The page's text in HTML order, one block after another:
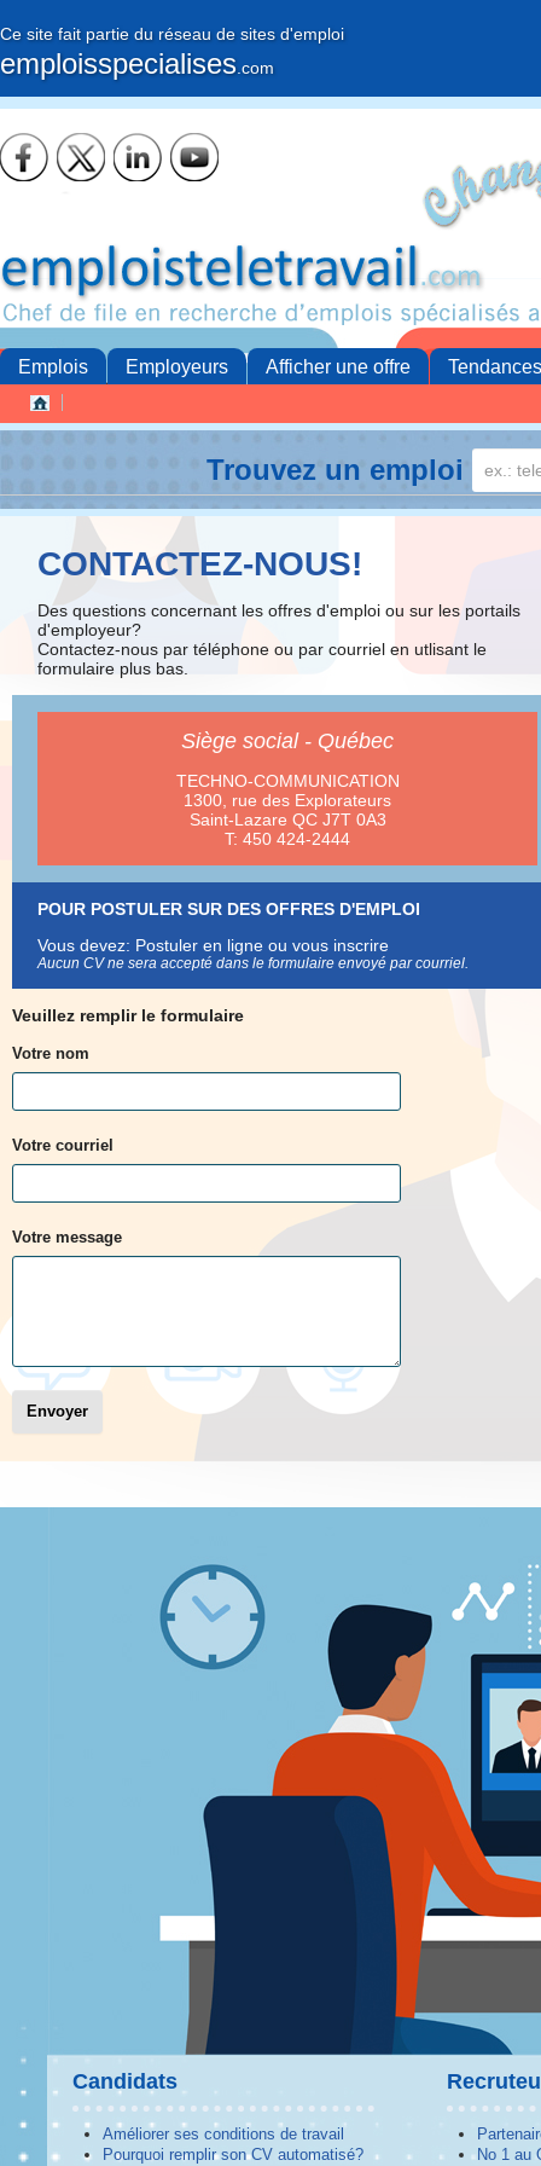
Ce site fait partie du réseau de sites d'emploi
emploisspecialises .com
Emplois Employeurs Afficher une offre Tendances
Trouvez un emploi
CONTACTEZ-NOUS!
Des questions concernant les offres d'emploi ou sur les portails
d'employeur?
Contactez-nous par téléphone ou par courriel en utlisant le
formulaire plus bas.
Siège social - Québec
TECHNO-COMMUNICATION
1300, rue des Explorateurs
Saint-Lazare QC J7T 0A3
T: 450 424-2444
POUR POSTULER SUR DES OFFRES D'EMPLOI
Vous devez: Postuler en ligne ou vous inscrire
Aucun CV ne sera accepté dans le formulaire envoyé par courriel.
Veuillez remplir le formulaire
Votre nom
Votre courriel
Votre message
Envoyer
Candidats
Améliorer ses conditions de travail
Pourquoi remplir son CV automatisé?
No 1 au